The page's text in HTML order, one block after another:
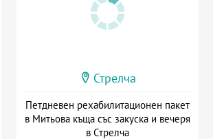
Стрелча
Петдневен рехабилитационен пакет
в Митьова къща със закуска и вечеря
в Стрелча